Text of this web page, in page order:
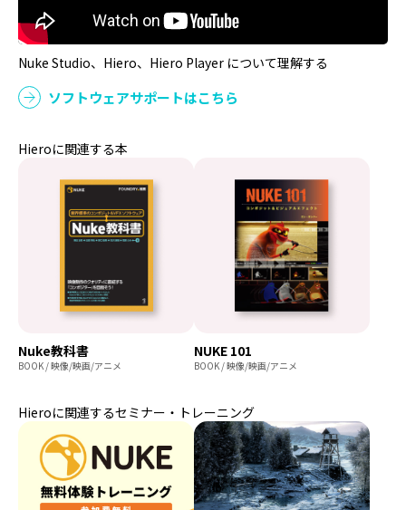
Nuke Studio、Hiero、Hiero Player について理解する
ソフトウェアサポートはこちら
Hieroに関連する本
Nuke教科書
BOOK / 映像/映画/アニメ
NUKE 101
BOOK / 映像/映画/アニメ
Hieroに関連するセミナー・トレーニング